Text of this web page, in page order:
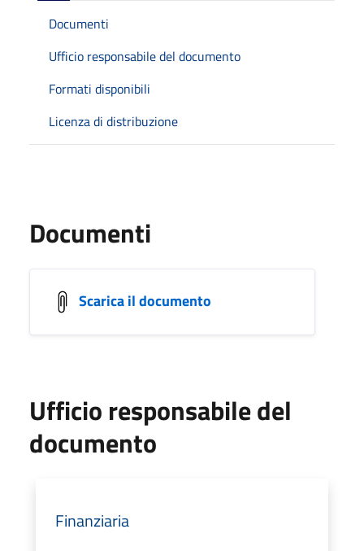
Documenti
Ufficio responsabile del documento
Formati disponibili
Licenza di distribuzione
Documenti
Scarica il documento
Ufficio responsabile del
documento
Finanziaria